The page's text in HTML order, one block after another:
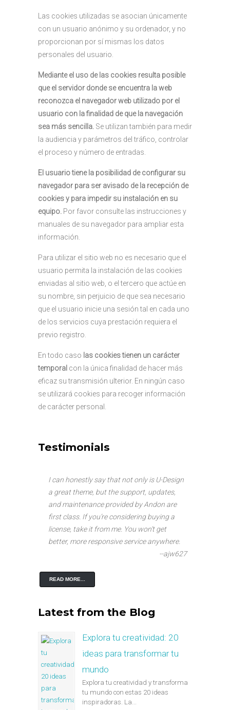
Las cookies utilizadas se asocian únicamente
con un usuario anónimo y su ordenador, y no
proporcionan por sí mismas los datos
personales del usuario.
Mediante el uso de las cookies resulta posible
que el servidor donde se encuentra la web
reconozca el navegador web utilizado por el
usuario con la finalidad de que la navegación
sea más sencilla. Se utilizan también para medir
la audiencia y parámetros del tráfico, controlar
el proceso y número de entradas.
El usuario tiene la posibilidad de configurar su
navegador para ser avisado de la recepción de
cookies y para impedir su instalación en su
equipo. Por favor consulte las instrucciones y
manuales de su navegador para ampliar esta
información.
Para utilizar el sitio web no es necesario que el
usuario permita la instalación de las cookies
enviadas al sitio web, o el tercero que actúe en
su nombre, sin perjuicio de que sea necesario
que el usuario inicie una sesión tal en cada uno
de los servicios cuya prestación requiera el
previo registro.
En todo caso las cookies tienen un carácter
temporal con la única finalidad de hacer más
eficaz su transmisión ulterior. En ningún caso
se utilizará cookies para recoger información
de carácter personal.
Testimonials
I can honestly say that not only is U-Design
a great theme, but the support, updates,
and maintenance provided by Andon are
first class. If you’re considering buying a
license, take it from me. You won’t get
better, more responsive service anywhere.
--ajw627
READ MORE...
Latest from the Blog
Explora tu creatividad: 20
ideas para transformar tu
mundo
Explora tu creatividad y transforma
tu mundo con estas 20 ideas
inspiradoras. La...